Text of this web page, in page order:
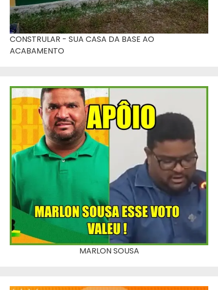
CONSTRULAR - SUA CASA DA BASE AO
ACABAMENTO
MARLON SOUSA